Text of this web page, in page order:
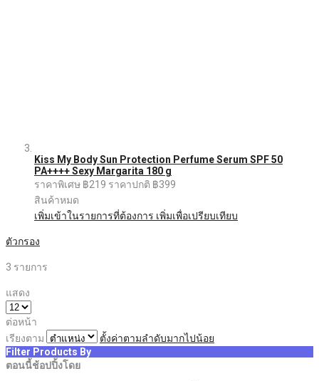
Kiss My Body Sun Protection Perfume Serum SPF 50
PA++++ Sexy Margarita 180 g
ราคาพิเศษ ฿219 ราคาปกติ ฿399
สินค้าหมด
เพิ่มเข้าในรายการที่ต้องการ เพิ่มเพื่อเปรียบเทียบ
ตัวกรอง
3 รายการ
แสดง
ต่อหน้า
เรียงตาม
ตั้งค่าตามลำดับมากไปน้อย
Filter Products By
ตอนนี้ช้อปปิ้งโดย